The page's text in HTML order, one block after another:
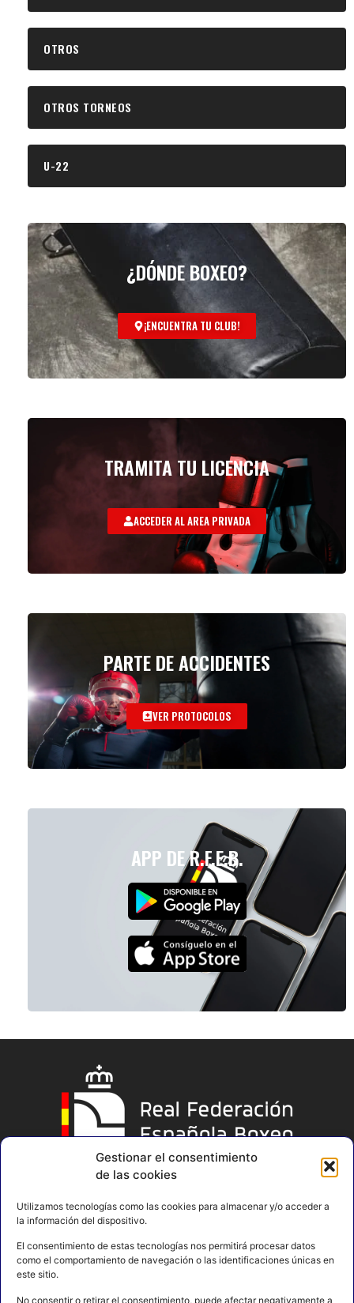
Gestionar el consentimiento
de las cookies
Utilizamos tecnologías como las cookies para almacenar y/o acceder a
la información del dispositivo.
El consentimiento de estas tecnologías nos permitirá procesar datos
como el comportamiento de navegación o las identificaciones únicas en
este sitio.
No consentir o retirar el consentimiento, puede afectar negativamente a
OTROS
OTROS TORNEOS
U-22
¿DÓNDE BOXEO?
¡ENCUENTRA TU CLUB!
TRAMITA TU LICENCIA
ACCEDER AL AREA PRIVADA
PARTE DE ACCIDENTES
VER PROTOCOLOS
APP DE R.F.E.B.